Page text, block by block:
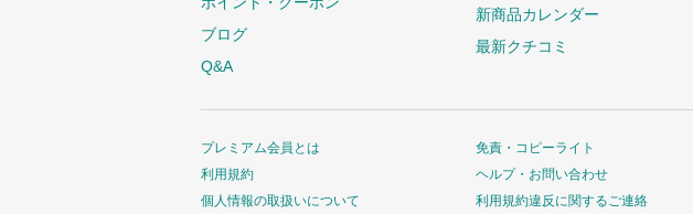
ブログ
Q&A
新商品カレンダー
最新クチコミ
プレミアム会員とは
利用規約
個人情報の取扱いについて
免責・コピーライト
ヘルプ・お問い合わせ
利用規約違反に関するご連絡